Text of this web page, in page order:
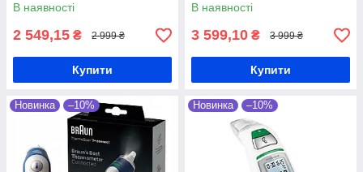
В наявності
2 549,15 ₴ 2 999 ₴
Купити
В наявності
3 599,10 ₴ 3 999 ₴
Купити
Новинка –10% Новинка –10%